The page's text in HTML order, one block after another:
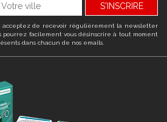
S'INSCRIRE
acceptez de recevoir régulièrement la newsletter
pourrez facilement vous désinscrire à tout moment
dans chacun de nos emails.